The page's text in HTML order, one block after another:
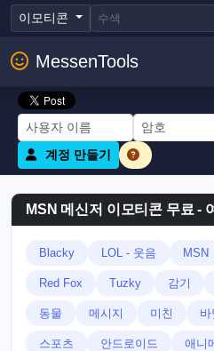
이모티콘
MessenTools
계정 만들기
MSN 메신저 이모티콘 무료 -
Blacky LOL - 웃음 MSN
Red Fox Tuzky 감기
동물 메시지 미친 바
스포츠 안드로이드 애니